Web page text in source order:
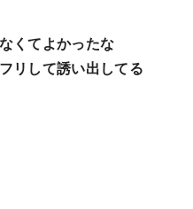
くてよかったな
リして誘い出してる